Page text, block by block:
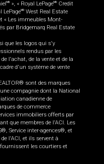
MD », « Royal LePageMD
Credit
LePageMD West Real Estate
« Les immeubles Mont-
par Bridgemarq Real Estate
que les logos qui s'y
rendus par les
l'achat, de la vente et de la
d'un système de vente
sont des marques
compagnie dont la National
canadienne de
de commerce
immobiliers offerts par
que membres de l'ACI. Les
Service inter-agences®, et
l'ACI, et ils servent à
les courtiers et